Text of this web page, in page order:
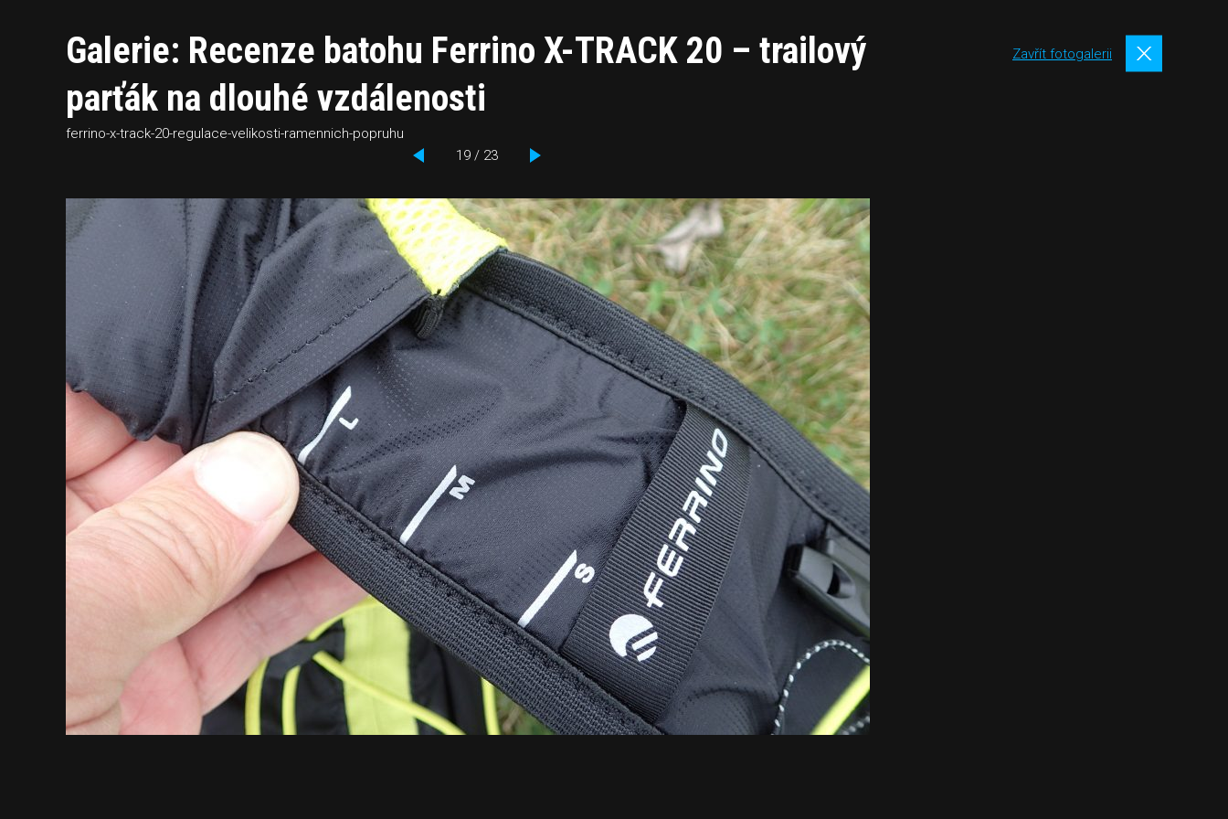
Galerie: Recenze batohu Ferrino X-TRACK 20 – trailový
parťák na dlouhé vzdálenosti
ferrino-x-track-20-regulace-velikosti-ramennich-popruhu
19 / 23
Zavřít fotogalerii